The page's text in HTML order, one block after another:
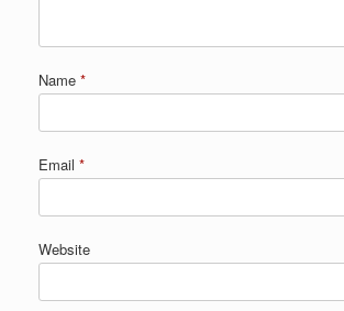
Name *
Email *
Website